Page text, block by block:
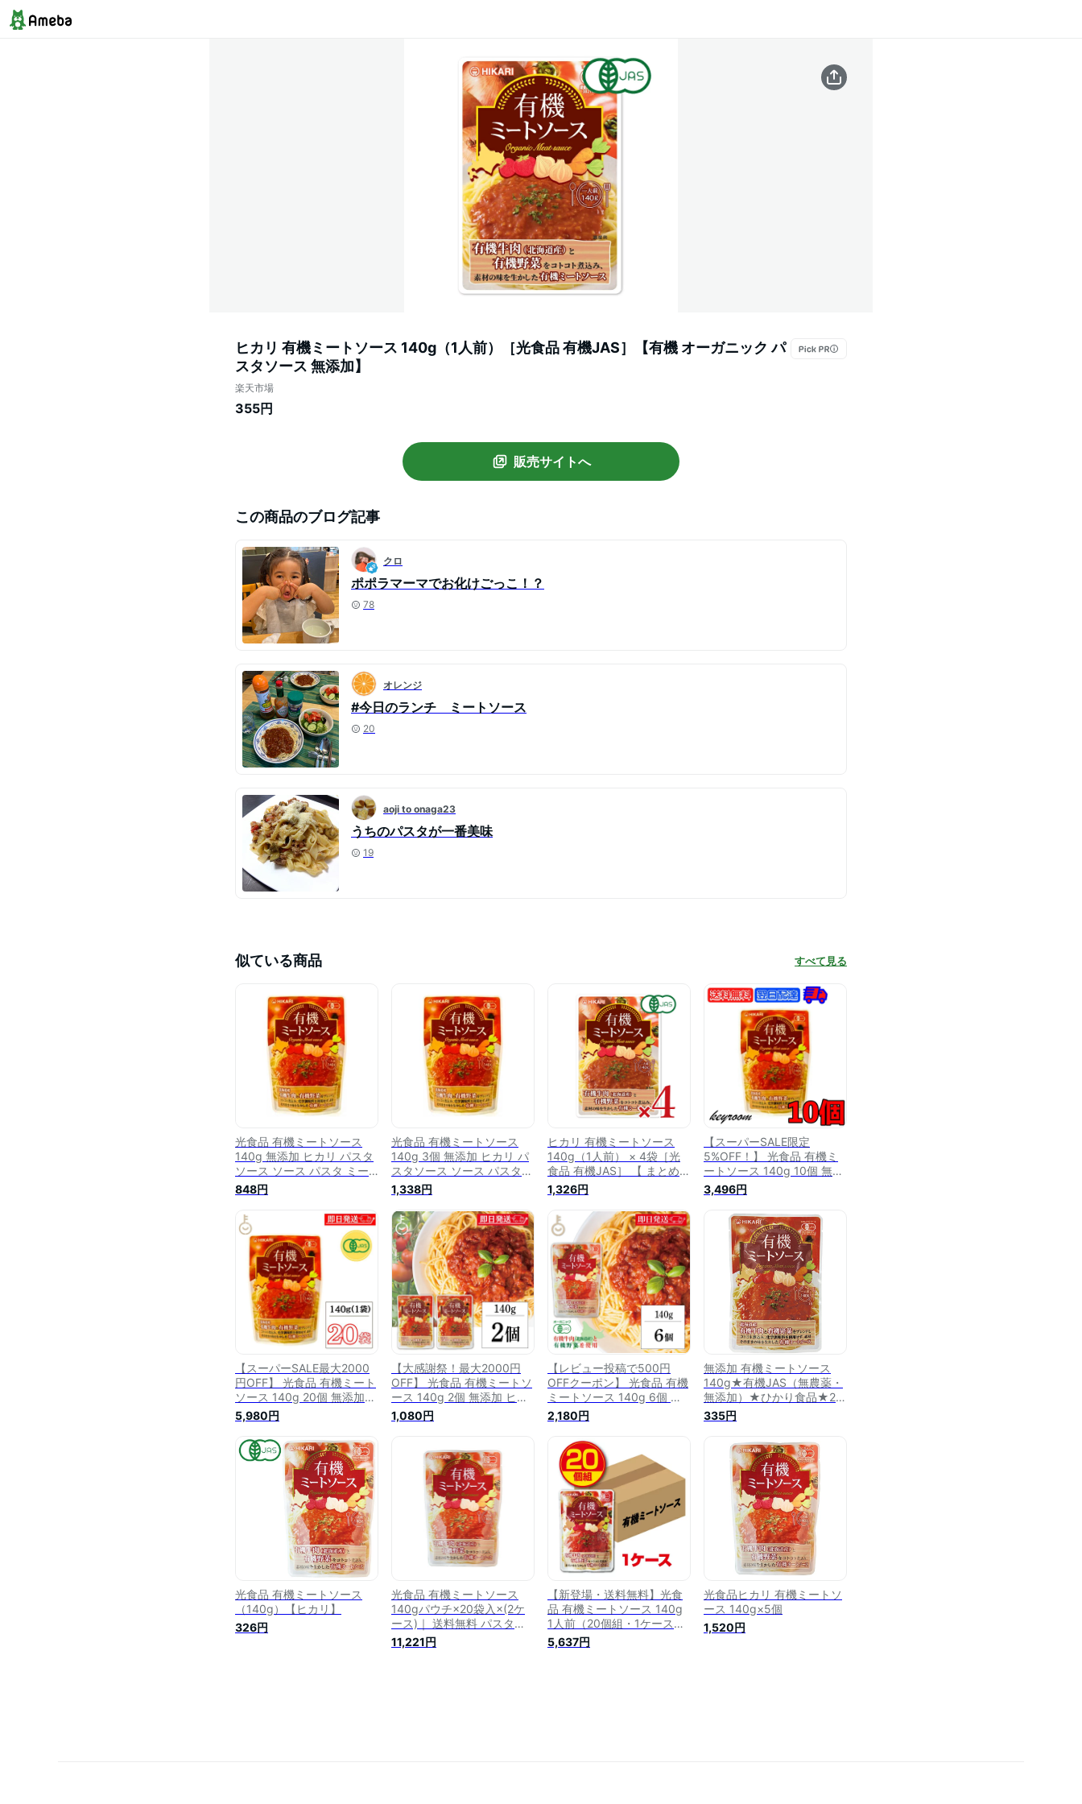
ヒカリ 有機ミートソース 140g（1人前）［光食品 有機JAS］【有機 オーガニック パ
スタソース 無添加】
楽天市場
355円
販売サイトへ
この商品のブログ記事
クロ
ポポラマーマでお化けごっこ！？
78
オレンジ
#今日のランチ ミートソース
20
aoji to onaga23
うちのパスタが一番美味
19
似ている商品 すべて見る
光食品 有機ミートソース
140g 無添加 ヒカリ パスタ
ソース ソース パスタ ミー
トソース
848円
光食品 有機ミートソース
140g 3個 無添加 ヒカリ パ
スタソース ソース パスタ
ミートソース
1,338円
ヒカリ 有機ミートソース
140g（1人前） × 4袋［光
食品 有機JAS］ 【 まとめ買
い 】
1,326円
【スーパーSALE限定
5%OFF！】 光食品 有機ミ
ートソース 140g 10個 無添
加 ヒカリ 有機JAS 有機 オ
ーガニック organic パスタ
ソース ソース パスタ ミー
トソース グラタン ラザニア
オムレツ オムライス コロッ
ケ カレー ミートパイ 送料
3,496円
【スーパーSALE最大2000
円OFF】 光食品 有機ミート
ソース 140g 20個 無添加
ヒカリ 有機JAS 有機 オーガ
ニック organic パスタソー
ス ソース パスタ ミートソ
ース グラタン ラザニア オ
ムレツ オムライス コロッケ
カレー ミートパイ 送料無料
ランキング
5,980円
【大感謝祭！最大2000円
OFF】 光食品 有機ミートソ
ース 140g 2個 無添加 ヒカ
リ 有機JAS 有機 オーガニッ
ク organic パスタソース ソ
グラタン ラザニア オムレツ
オムライス コロッケ カレー
ミートパイ 送料無料 ランキ
1,080円
【レビュー投稿で500円
OFFクーポン】 光食品 有機
ミートソース 140g 6個 保
存料 香料 着色料 化学調味
料 増粘剤 たんぱく加水分解
物 酵母エキス 無添加 ヒカ
リ 有機JAS 有機 オーガニッ
ク ソース パスタ ミートソ
ース グラタン オムレツ オ
ムライス 送料無料 ランキン
2,180円
無添加 有機ミートソース
140g★有機JAS（無農薬・
無添加）★ひかり食品★2個
までネコポス便可
335円
光食品 有機ミートソース
（140g）【ヒカリ】
326円
光食品 有機ミートソース
140gパウチ×20袋入×(2ケ
ース)｜ 送料無料 パスタソ
ース パスタ レトルト 有機
JAS
11,221円
【新登場・送料無料】光食
品 有機ミートソース 140g
1人前（20個組・1ケース）
有機JAS認定 レトルトパウ
チタイプ オーガニック 北海
5,637円
光食品ヒカリ 有機ミートソ
ース 140g×5個
1,520円